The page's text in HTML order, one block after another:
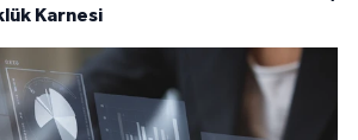
Karnesi